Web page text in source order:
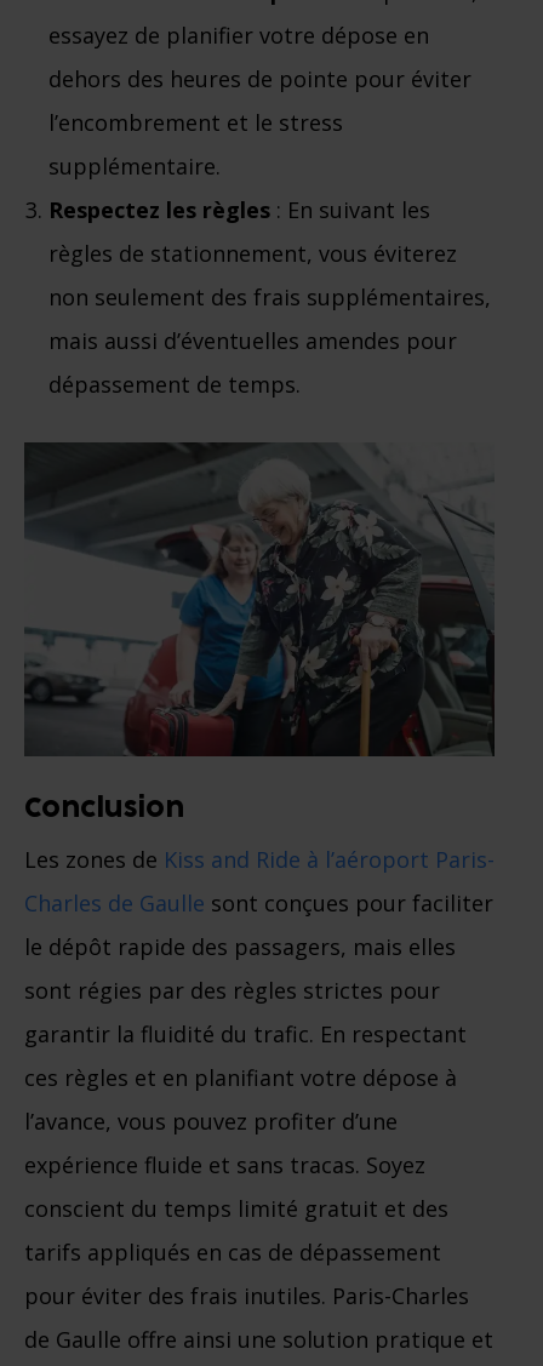
essayez de planifier votre dépose en
dehors des heures de pointe pour éviter
l’encombrement et le stress
supplémentaire.
Respectez les règles : En suivant les
règles de stationnement, vous éviterez
non seulement des frais supplémentaires,
mais aussi d’éventuelles amendes pour
dépassement de temps.
Conclusion
Les zones de Kiss and Ride à l’aéroport Paris-
Charles de Gaulle sont conçues pour faciliter
le dépôt rapide des passagers, mais elles
sont régies par des règles strictes pour
garantir la fluidité du trafic. En respectant
ces règles et en planifiant votre dépose à
l’avance, vous pouvez profiter d’une
expérience fluide et sans tracas. Soyez
conscient du temps limité gratuit et des
tarifs appliqués en cas de dépassement
pour éviter des frais inutiles. Paris-Charles
de Gaulle offre ainsi une solution pratique et